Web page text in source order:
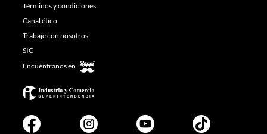
Términos y condiciones
Canal ético
Trabaje con nosotros
SIC
Encuéntranos en